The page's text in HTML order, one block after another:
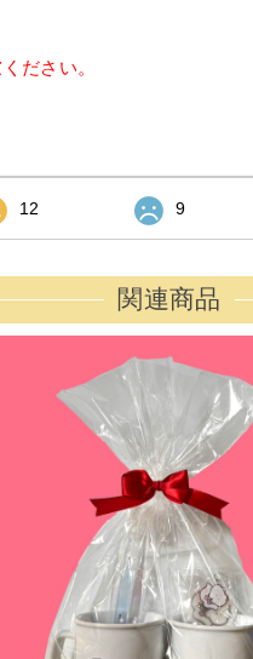
ださい。
12 9
関連商品